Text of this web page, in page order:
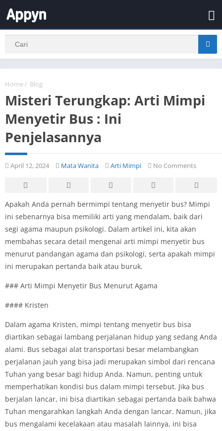
Home / Blog
Misteri Terungkap: Arti Mimpi
Menyetir Bus : Ini
Penjelasannya
April 12, 2024 Mata Wanita Arti Mimpi No Comments
Apakah Anda pernah bermimpi tentang menyetir bus? Mimpi
ini sebenarnya bisa memiliki arti yang mendalam, baik dari
segi agama maupun psikologi. Dalam artikel ini, kita akan
membahas secara detail mengenai arti mimpi menyetir bus
menurut pandangan agama dan psikologi, serta apakah mimpi
ini merupakan pertanda baik atau buruk.
### Arti Mimpi Menyetir Bus Menurut Agama
#### Kristen
Dalam agama Kristen, mimpi tentang menyetir bus bisa
diartikan sebagai lambang perjalanan hidup yang sedang Anda
alami. Bus sebagai alat transportasi besar melambangkan
perjalanan jauh yang bisa jadi merupakan simbol dari rencana
Tuhan yang besar bagi hidup Anda. Namun, penting untuk
memperhatikan kondisi bus dalam mimpi tersebut. Jika bus
berjalan lancar, ini bisa diartikan sebagai pertanda baik bahwa
Tuhan mengarahkan langkah Anda dengan lancar. Namun, jika
bus mengalami kecelakaan atau masalah lainnya, ini bisa